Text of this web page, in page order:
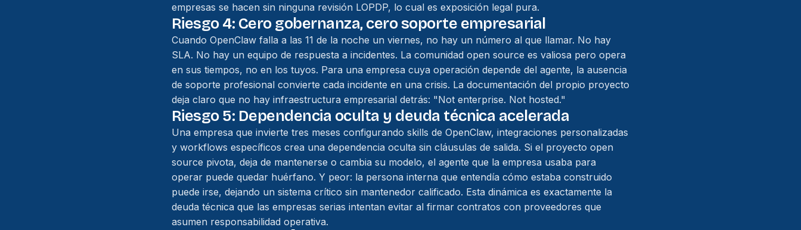
empresas se hacen sin ninguna revisión LOPDP, lo cual es exposición legal pura.
Riesgo 4: Cero gobernanza, cero soporte empresarial
Cuando OpenClaw falla a las 11 de la noche un viernes, no hay un número al que llamar. No hay
SLA. No hay un equipo de respuesta a incidentes. La comunidad open source es valiosa pero opera
en sus tiempos, no en los tuyos. Para una empresa cuya operación depende del agente, la ausencia
de soporte profesional convierte cada incidente en una crisis. La documentación del propio proyecto
deja claro que no hay infraestructura empresarial detrás: "Not enterprise. Not hosted."
Riesgo 5: Dependencia oculta y deuda técnica acelerada
Una empresa que invierte tres meses configurando skills de OpenClaw, integraciones personalizadas
y workflows específicos crea una dependencia oculta sin cláusulas de salida. Si el proyecto open
source pivota, deja de mantenerse o cambia su modelo, el agente que la empresa usaba para
operar puede quedar huérfano. Y peor: la persona interna que entendía cómo estaba construido
puede irse, dejando un sistema crítico sin mantenedor calificado. Esta dinámica es exactamente la
deuda técnica que las empresas serias intentan evitar al firmar contratos con proveedores que
asumen responsabilidad operativa.